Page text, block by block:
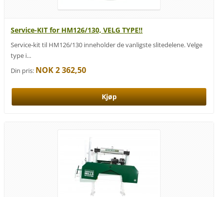
Service-KIT for HM126/130, VELG TYPE!!
Service-kit til HM126/130 inneholder de vanligste slitedelene. Velge
type i...
Din pris: NOK 2 362,50